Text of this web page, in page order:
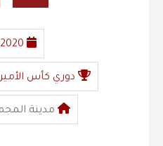
دوري كأس
مدينة